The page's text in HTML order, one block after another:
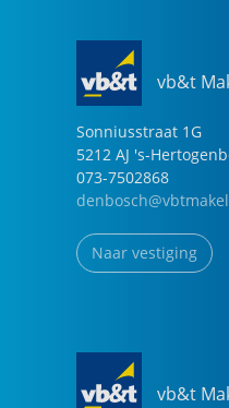
vb&t
Sonniusstraat 1G
5212 AJ 's-
073-7502868
Naar vestiging
vb&t